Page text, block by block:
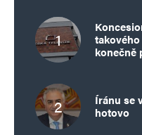
konečně
Íránu se
hotovo